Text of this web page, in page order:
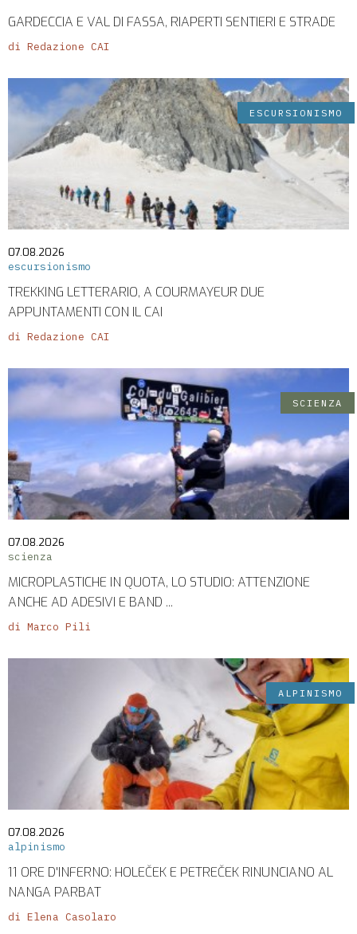
GARDECCIA E VAL DI FASSA, RIAPERTI SENTIERI E STRADE
di Redazione CAI
ESCURSIONISMO
07.08.2026
escursionismo
TREKKING LETTERARIO, A COURMAYEUR DUE
APPUNTAMENTI CON IL CAI
di Redazione CAI
SCIENZA
07.08.2026
scienza
MICROPLASTICHE IN QUOTA, LO STUDIO: ATTENZIONE
ANCHE AD ADESIVI E BAND ...
di Marco Pili
ALPINISMO
07.08.2026
alpinismo
11 ORE D'INFERNO: HOLEČEK E PETREČEK RINUNCIANO AL
NANGA PARBAT
di Elena Casolaro